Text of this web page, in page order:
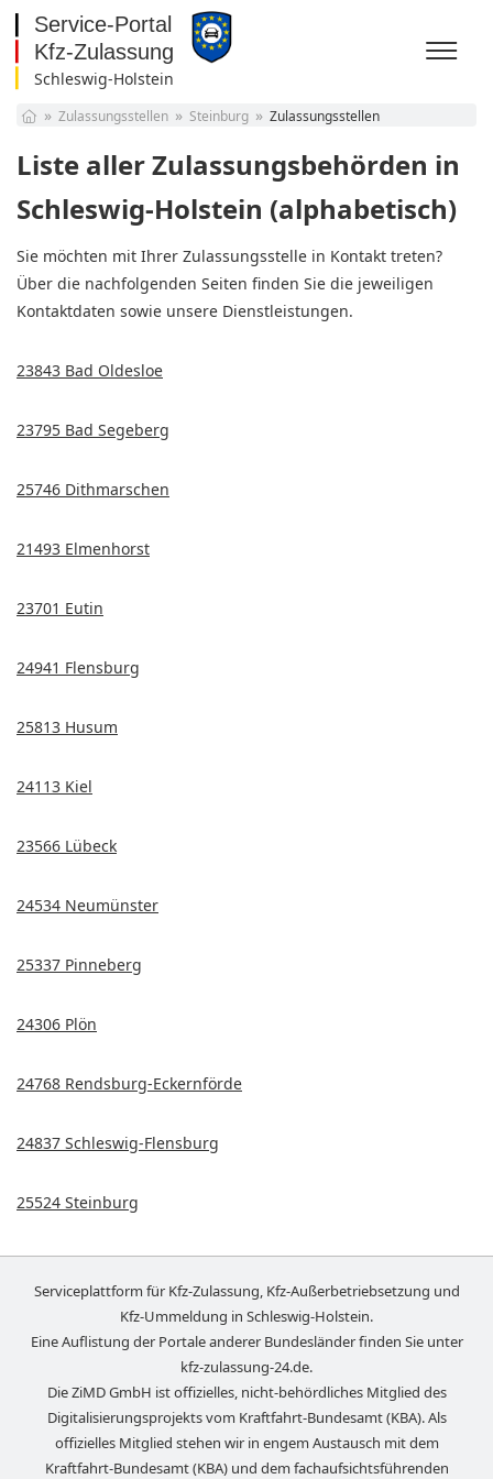
Schleswig-Holstein
Bayern
Berlin
Brandenburg
Bremen
Hamburg
Hessen
Mecklenburg-
Vorpommern
Niedersachsen
Nordrhein-Westfalen
Saarland
Schleswig-Holstein
Zulassungsstellen Steinburg Zulassungsstellen
Liste aller Zulassungsbehörden in
Schleswig-Holstein (alphabetisch)
Sie möchten mit Ihrer Zulassungsstelle in Kontakt treten?
Über die nachfolgenden Seiten finden Sie die jeweiligen
Kontaktdaten sowie unsere Dienstleistungen.
23843 Bad Oldesloe
23795 Bad Segeberg
25746 Dithmarschen
21493 Elmenhorst
23701 Eutin
24941 Flensburg
25813 Husum
24113 Kiel
23566 Lübeck
24534 Neumünster
25337 Pinneberg
24306 Plön
24768 Rendsburg-Eckernförde
24837 Schleswig-Flensburg
25524 Steinburg
Serviceplattform für Kfz-Zulassung, Kfz-Außerbetriebsetzung und
Kfz-Ummeldung in Schleswig-Holstein.
Eine Auflistung der Portale anderer Bundesländer finden Sie unter
kfz-zulassung-24.de.
Die ZiMD GmbH ist offizielles, nicht-behördliches Mitglied des
Digitalisierungsprojekts vom Kraftfahrt-Bundesamt (KBA). Als
offizielles Mitglied stehen wir in engem Austausch mit dem
Kraftfahrt-Bundesamt (KBA) und dem fachaufsichtsführenden